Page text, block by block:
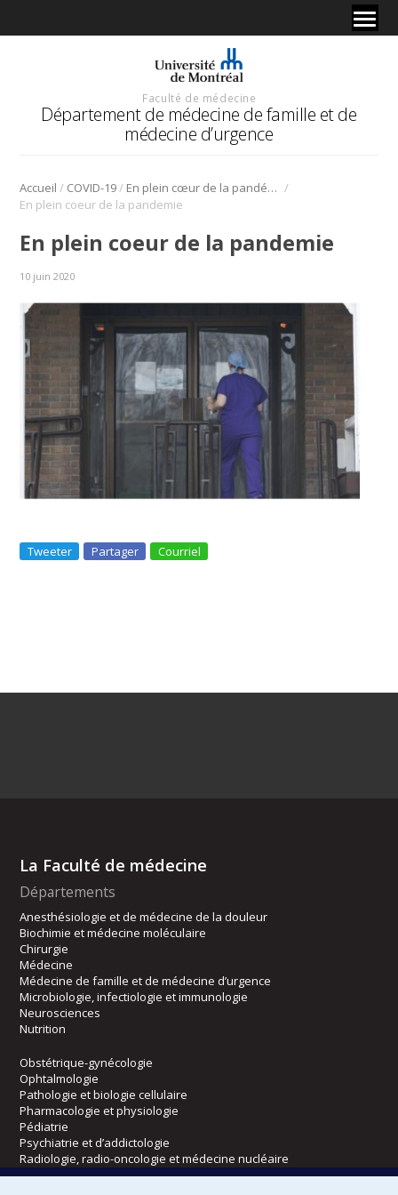
Faculté de médecine
Département de médecine de famille et de
médecine d’urgence
Accueil / COVID-19/ En plein cœur de la pandémie, la vie à l’intérieur d’un CHSLD /
En plein coeur de la pandemie
En plein coeur de la pandemie
10 juin 2020
Tweeter Partager Courriel
La Faculté de médecine
Départements
Anesthésiologie et de médecine de la douleur
Biochimie et médecine moléculaire
Chirurgie
Médecine
Médecine de famille et de médecine d’urgence
Microbiologie, infectiologie et immunologie
Neurosciences
Nutrition
Obstétrique-gynécologie
Ophtalmologie
Pathologie et biologie cellulaire
Pharmacologie et physiologie
Pédiatrie
Psychiatrie et d’addictologie
Radiologie, radio-oncologie et médecine nucléaire